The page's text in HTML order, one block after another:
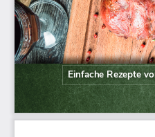
Einfache Rezepte